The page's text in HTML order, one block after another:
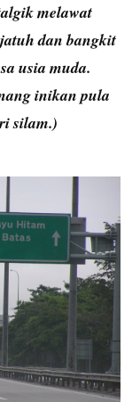
melawat
dan bangkit
usia muda.
inikan pula
silam.)